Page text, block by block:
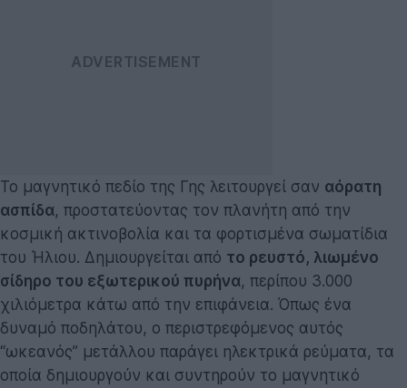
Το μαγνητικό πεδίο της Γης λειτουργεί σαν αόρατη
ασπίδα, προστατεύοντας τον πλανήτη από την
κοσμική ακτινοβολία και τα φορτισμένα σωματίδια
του Ήλιου. Δημιουργείται από το ρευστό, λιωμένο
σίδηρο του εξωτερικού πυρήνα, περίπου 3.000
χιλιόμετρα κάτω από την επιφάνεια. Όπως ένα
δυναμό ποδηλάτου, ο περιστρεφόμενος αυτός
“ωκεανός” μετάλλου παράγει ηλεκτρικά ρεύματα, τα
οποία δημιουργούν και συντηρούν το μαγνητικό